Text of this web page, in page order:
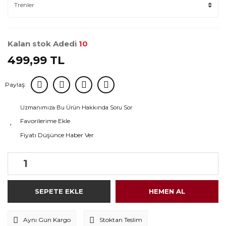
Kalan stok Adedi 10
499,99 TL
Paylaş:
Uzmanımıza Bu Ürün Hakkında Soru Sor
Fiyatı Düşünce Haber Ver
SEPETE EKLE HEMEN AL
Aynı Gün Kargo Stoktan Teslim